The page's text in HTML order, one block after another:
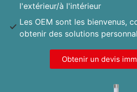
l'extérieur/à l'intérieur
Les OEM sont les bienvenus,
obtenir des solutions
Obtenir un devis